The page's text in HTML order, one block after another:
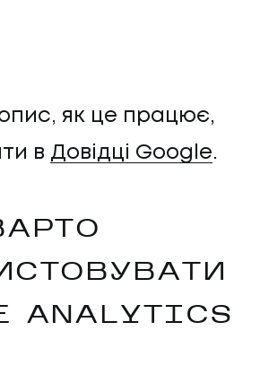
як це працює,
в Довідці Google.
ANALYTICS